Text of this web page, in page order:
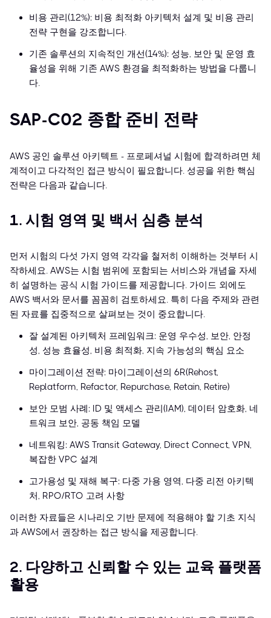
비용 관리(12%): 비용 최적화 아키텍처 설계 및 비용 관리
전략 구현을 강조합니다.
기존 솔루션의 지속적인 개선(14%): 성능, 보안 및 운영 효
율성을 위해 기존 AWS 환경을 최적화하는 방법을 다룹니
다.
SAP-C02 종합 준비 전략
AWS 공인 솔루션 아키텍트 - 프로페셔널 시험에 합격하려면 체
계적이고 다각적인 접근 방식이 필요합니다. 성공을 위한 핵심
전략은 다음과 같습니다.
1. 시험 영역 및 백서 심층 분석
먼저 시험의 다섯 가지 영역 각각을 철저히 이해하는 것부터 시
작하세요. AWS는 시험 범위에 포함되는 서비스와 개념을 자세
히 설명하는 공식 시험 가이드를 제공합니다. 가이드 외에도
AWS 백서와 문서를 꼼꼼히 검토하세요. 특히 다음 주제와 관련
된 자료를 집중적으로 살펴보는 것이 중요합니다.
잘 설계된 아키텍처 프레임워크: 운영 우수성, 보안, 안정
성, 성능 효율성, 비용 최적화, 지속 가능성의 핵심 요소
마이그레이션 전략: 마이그레이션의 6R(Rehost,
Replatform, Refactor, Repurchase, Retain, Retire)
보안 모범 사례: ID 및 액세스 관리(IAM), 데이터 암호화, 네
트워크 보안, 공동 책임 모델
네트워킹: AWS Transit Gateway, Direct Connect, VPN,
복잡한 VPC 설계
고가용성 및 재해 복구: 다중 가용 영역, 다중 리전 아키텍
처, RPO/RTO 고려 사항
이러한 자료들은 시나리오 기반 문제에 적용해야 할 기초 지식
과 AWS에서 권장하는 접근 방식을 제공합니다.
2. 다양하고 신뢰할 수 있는 교육 플랫폼
활용